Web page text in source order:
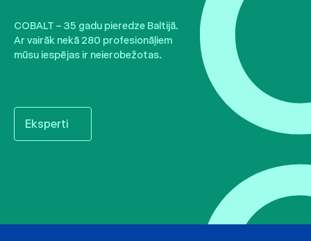
COBALT – 35 gadu pieredze Baltijā.
Ar vairāk nekā 280 profesionāļiem
mūsu iespējas ir neierobežotas.
Eksperti